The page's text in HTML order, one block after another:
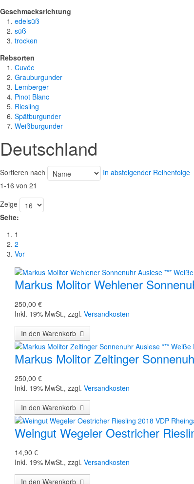
Geschmacksrichtung
edelsüß
süß
trocken
Rebsorten
Cuvée
Grauburgunder
Lemberger
Pinot Blanc
Riesling
Spätburgunder
Weißburgunder
Deutschland
Sortieren nach
In absteigender Reihenfolge
1-16 von 21
Zeige
Seite:
1
2
Vor
Markus Molitor Wehlener
250,00 €
Inkl. 19% MwSt., zzgl. Versandkosten
In den Warenkorb
Markus Molitor Zeltinger
250,00 €
Inkl. 19% MwSt., zzgl. Versandkosten
In den Warenkorb
Weingut Wegeler Oestricher
14,90 €
Inkl. 19% MwSt., zzgl. Versandkosten
In den Warenkorb